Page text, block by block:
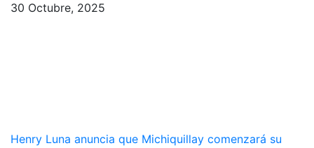
30 Octubre, 2025
Henry Luna anuncia que Michiquillay comenzará su